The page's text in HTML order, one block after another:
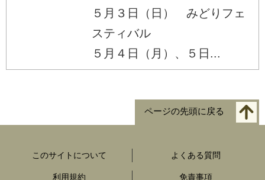
５月３日（日） みどりフェ
スティバル
５月４日（月）、５日...
ページの先頭に戻る
このサイトについて よくある質問
利用規約 免責事項